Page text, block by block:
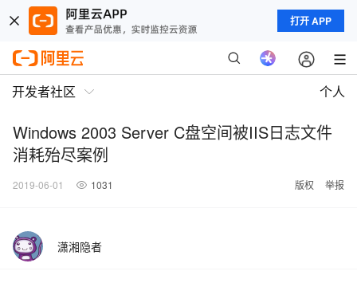
打开 APP
开发者社区 个人
Windows 2003 Server C盘空间被IIS日志文件
消耗殆尽案例
2019-06-01 1031 版权 举报
潇湘隐者